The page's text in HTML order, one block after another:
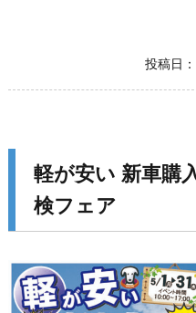
投稿日：
軽が安い 新車購
検フェア